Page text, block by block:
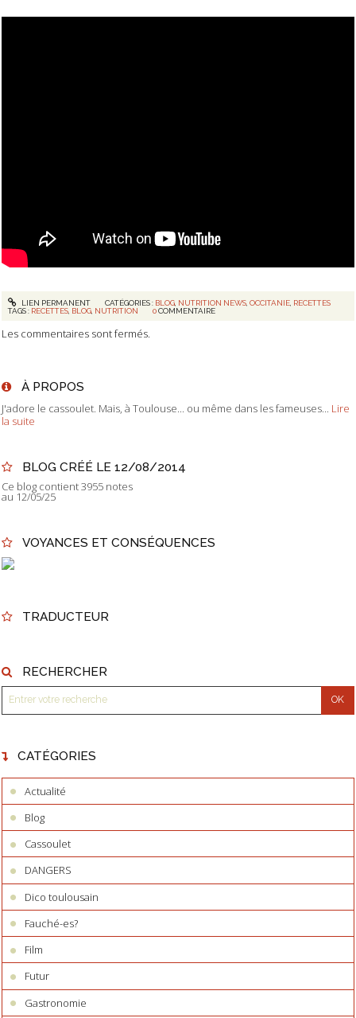
LIEN PERMANENT CATÉGORIES : BLOG, NUTRITION NEWS, OCCITANIE, RECETTES
TAGS : RECETTES BLOG NUTRITION 0 COMMENTAIRE
Les commentaires sont fermés.
À PROPOS
J'adore le cassoulet. Mais, à Toulouse... ou même dans les fameuses...
Lire
la suite
BLOG CRÉÉ LE 12/08/2014
Ce blog contient 3955 notes
au 12/05/25
VOYANCES ET CONSÉQUENCES
TRADUCTEUR
RECHERCHER
CATÉGORIES
Actualité
Blog
Cassoulet
DANGERS
Dico toulousain
Fauché-es?
Film
Futur
Gastronomie